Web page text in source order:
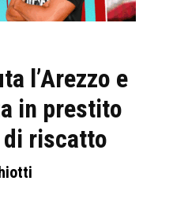
l’Arezzo e
in prestito
riscatto